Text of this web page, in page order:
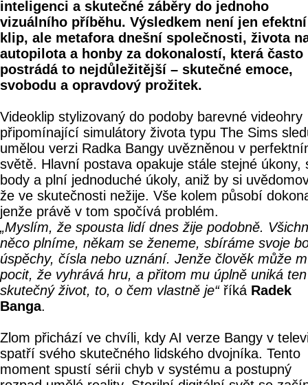
inteligenci a skutečné záběry do jednoho
vizuálního příběhu. Výsledkem není jen
klip, ale metafora dnešní společnosti, života
autopilota a honby za dokonalostí, která často
postrádá to nejdůležitější – skutečné emoce,
svobodu a opravdový prožitek.
Videoklip stylizovaný do podoby barevné videohry
připomínající simulátory života typu The Sims
umělou verzi Radka Bangy uvězněnou v
světě. Hlavní postava opakuje stále stejné úkony,
body a plní jednoduché úkoly, aniž by si
že ve skutečnosti nežije. Vše kolem působí
jenže právě v tom spočívá problém.
„Myslím, že spousta lidí dnes žije podobně.
něco plníme, někam se ženeme, sbíráme svoje
úspěchy, čísla nebo uznání. Jenže člověk může
pocit, že vyhrává hru, a přitom mu úplně uniká ten
skutečný život, to, o čem vlastně je“říká Radek
Banga.
Zlom přichází ve chvíli, kdy AI verze Bangy v
spatří svého skutečného lidského dvojníka. Tento
moment spustí sérii chyb v systému a postupný